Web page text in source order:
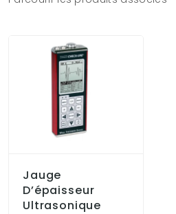
Jauge
D’épaisseur
Ultrasonique